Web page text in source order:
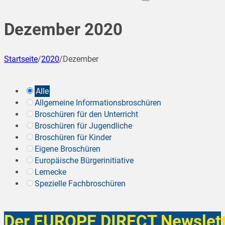
Dezember 2020
Startseite/2020/Dezember
Alle
Allgemeine Informationsbroschüren
Broschüren für den Unterricht
Broschüren für Jugendliche
Broschüren für Kinder
Eigene Broschüren
Europäische Bürgerinitiative
Lernecke
Spezielle Fachbroschüren
Der EUROPE DIRECT